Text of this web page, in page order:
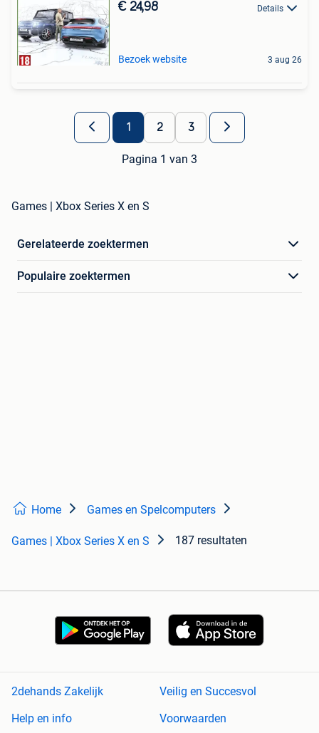
€ 24,98 Details
Bezoek website 3 aug 26
1 2 3
Pagina 1 van 3
Games | Xbox Series X en S
Gerelateerde zoektermen
Populaire zoektermen
Home Games en Spelcomputers
Games | Xbox Series X en S 187 resultaten
2dehands Zakelijk
Veilig en Succesvol
Help en info
Voorwaarden